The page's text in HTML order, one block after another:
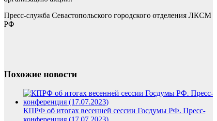
Пресс-служба Севастопольского городского отделения ЛКСМ
РФ
Похожие новости
КПРФ об итогах весенней сессии Госдумы РФ. Пресс-
конференция (17.07.2023)